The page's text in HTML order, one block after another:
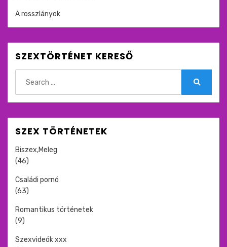
A rosszlányok
SZEXTÖRTÉNET KERESŐ
for:
SZEX TÖRTÉNETEK
Biszex,Meleg
(46)
Családi pornó
(63)
Romantikus történetek
(9)
Szexvideók xxx